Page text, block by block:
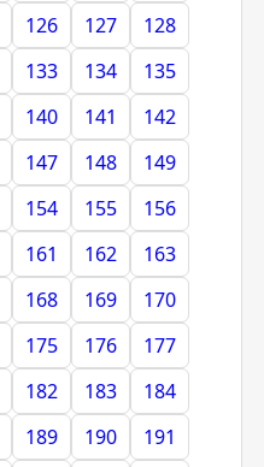
126 127
128
133 134
135
140 141
142
147 148
149
154 155
156
161 162
163
168 169
170
175 176
177
182 183
184
189 190
191